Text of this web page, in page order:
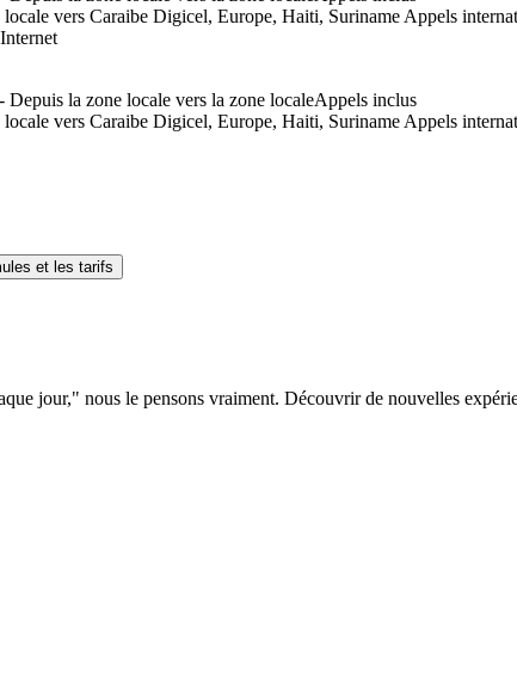
vers Caraibe Digicel, Europe, Haiti, Suriname Appels
Internet
la zone locale vers la zone localeAppels inclus
vers Caraibe Digicel, Europe, Haiti, Suriname Appels
et les tarifs
jour," nous le pensons vraiment. Découvrir de nouvelles